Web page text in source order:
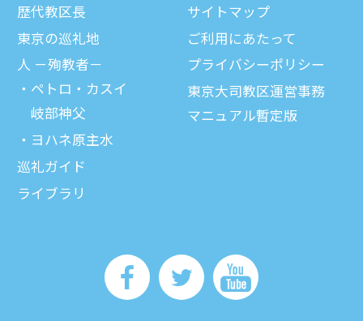
歴代教区⻑
東京の巡礼地
⼈ －殉教者－
ペトロ・カスイ
岐部神父
ヨハネ原主水
巡礼ガイド
ライブラリ
サイトマップ
ご利⽤にあたって
プライバシーポリシー
東京大司教区運営事務
マニュアル暫定版